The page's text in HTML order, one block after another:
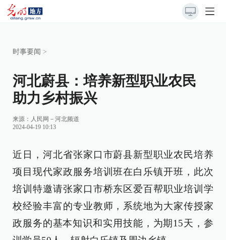
时事要闻 >
河北蔚县：培养新型职业农民
助力乡村振兴
来源： 人民网－河北频道
2024-04-19 10:13
近日，河北省张家口市蔚县新型职业农民培养
项目现代家政服务培训班在白乐镇开班，此次
培训特邀请张家口市桥东区爱百帮职业培训学
校经验丰富的专业教师，系统地为大家传授家
政服务的基本知识和实用技能，为期15天，参